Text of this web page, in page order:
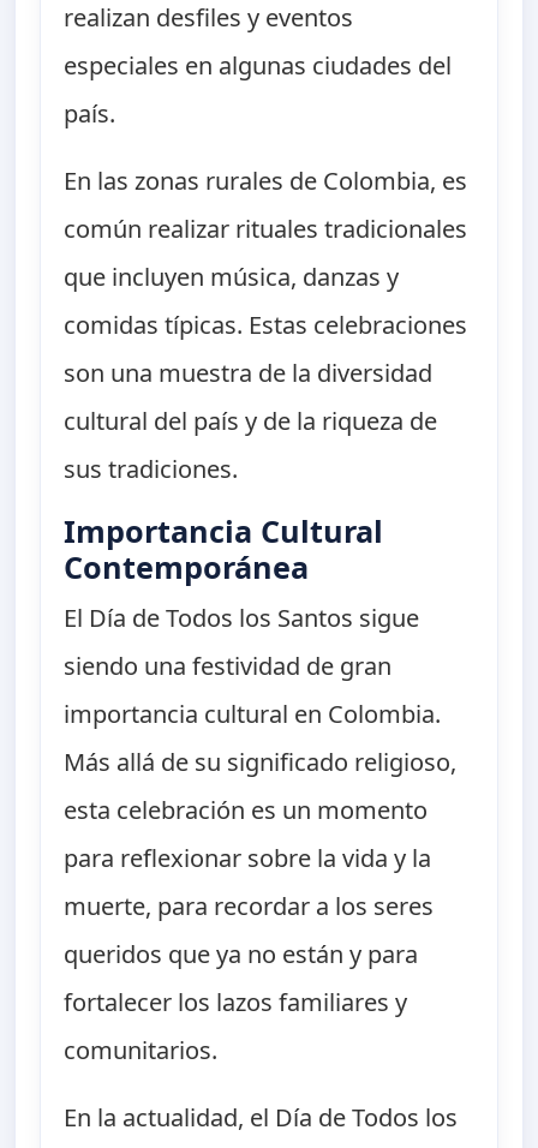
realizan desfiles y eventos
especiales en algunas ciudades del
país.
En las zonas rurales de Colombia, es
común realizar rituales tradicionales
que incluyen música, danzas y
comidas típicas. Estas celebraciones
son una muestra de la diversidad
cultural del país y de la riqueza de
sus tradiciones.
Importancia Cultural
Contemporánea
El Día de Todos los Santos sigue
siendo una festividad de gran
importancia cultural en Colombia.
Más allá de su significado religioso,
esta celebración es un momento
para reflexionar sobre la vida y la
muerte, para recordar a los seres
queridos que ya no están y para
fortalecer los lazos familiares y
comunitarios.
En la actualidad, el Día de Todos los